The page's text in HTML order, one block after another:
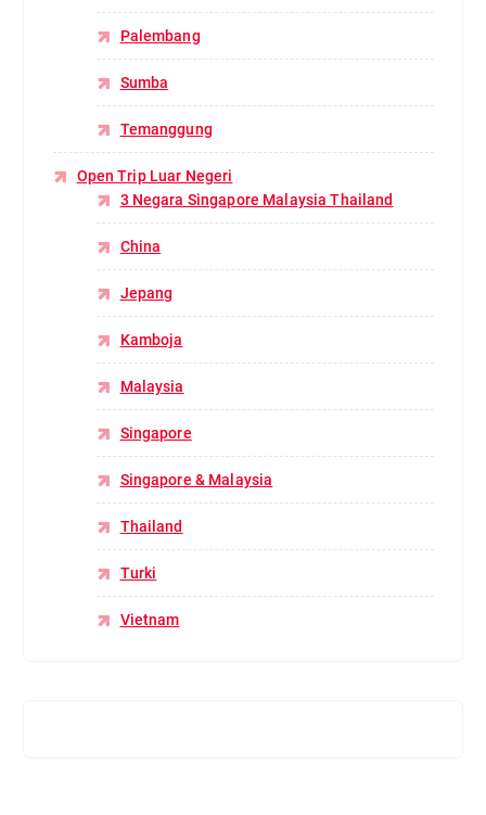
Palembang
Sumba
Temanggung
Open Trip Luar Negeri
3 Negara Singapore Malaysia Thailand
China
Jepang
Kamboja
Malaysia
Singapore
Singapore & Malaysia
Thailand
Turki
Vietnam